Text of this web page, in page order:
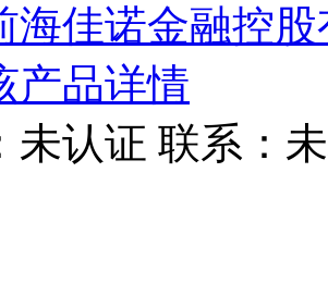
海佳诺金融控
产品详情
未认证 联系：